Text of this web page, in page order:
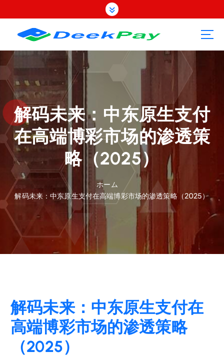
ン
ツ
プ
解码未来：中东原生支付
在高端博彩市场的渗透策
略（2025）
ホーム
解码未来：中东原生支付在高端博彩市场的渗透策略（2025）
解码未来：中东原生支付在
高端博彩市场的渗透策略
（2025）